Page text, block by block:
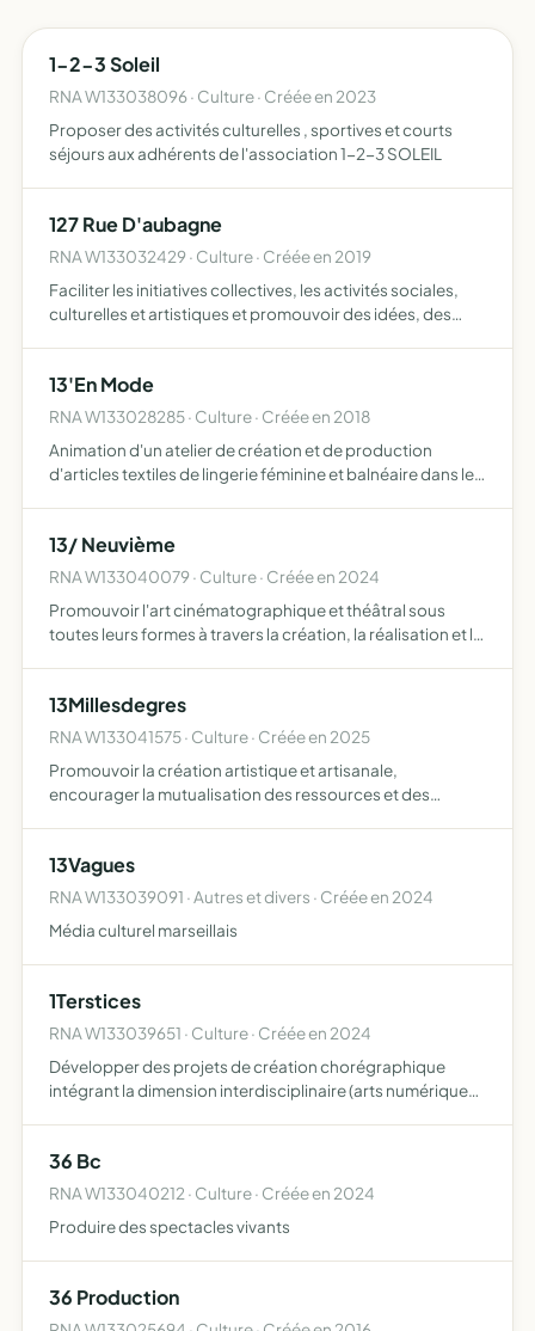
1-2-3 Soleil
RNA W133038096 · Culture · Créée en 2023
Proposer des activités culturelles , sportives et courts
séjours aux adhérents de l'association 1-2-3 SOLEIL
127 Rue D'aubagne
RNA W133032429 · Culture · Créée en 2019
Faciliter les initiatives collectives, les activités sociales,
culturelles et artistiques et promouvoir des idées, des
13'En Mode
RNA W133028285 · Culture · Créée en 2018
Animation d'un atelier de création et de production
d'articles textiles de lingerie féminine et balnéaire dans le
13/ Neuvième
RNA W133040079 · Culture · Créée en 2024
Promouvoir l'art cinématographique et théâtral sous
toutes leurs formes à travers la création, la réalisation et la
13Millesdegres
RNA W133041575 · Culture · Créée en 2025
Promouvoir la création artistique et artisanale,
encourager la mutualisation des ressources et des
13Vagues
RNA W133039091 · Autres et divers · Créée en 2024
Média culturel marseillais
1Terstices
RNA W133039651 · Culture · Créée en 2024
Développer des projets de création chorégraphique
intégrant la dimension interdisciplinaire (arts numériques
36 Bc
RNA W133040212 · Culture · Créée en 2024
Produire des spectacles vivants
36 Production